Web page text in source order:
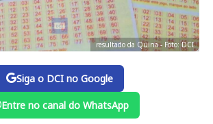
resultado da Quina - Foto: DCI
Siga o DCI no Google
Entre no canal do WhatsApp